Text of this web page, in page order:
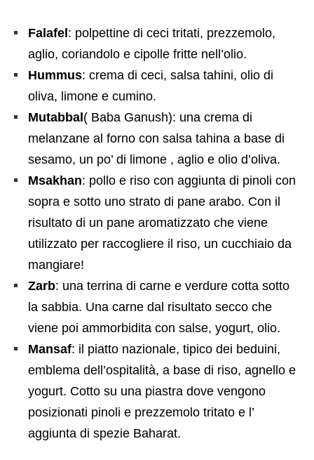
Falafel : polpettine di ceci tritati, prezzemolo,
aglio, coriandolo e cipolle fritte nell’olio.
Hummus: crema di ceci, salsa tahini, olio di
oliva, limone e cumino.
Mutabbal ( Baba Ganush): una crema di
melanzane al forno con salsa tahina a base di
sesamo, un po’ di limone , aglio e olio d’oliva.
Msakhan: pollo e riso con aggiunta di pinoli con
sopra e sotto uno strato di pane arabo. Con il
risultato di un pane aromatizzato che viene
utilizzato per raccogliere il riso, un cucchiaio da
mangiare!
Zarb: una terrina di carne e verdure cotta sotto
la sabbia. Una carne dal risultato secco che
viene poi ammorbidita con salse, yogurt, olio.
Mansaf: il piatto nazionale, tipico dei beduini,
emblema dell’ospitalità, a base di riso, agnello e
yogurt. Cotto su una piastra dove vengono
posizionati pinoli e prezzemolo tritato e l’
aggiunta di spezie Baharat.